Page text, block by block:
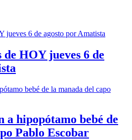
HOY jueves 6 de
a hipopótamo bebé de
Pablo Escobar